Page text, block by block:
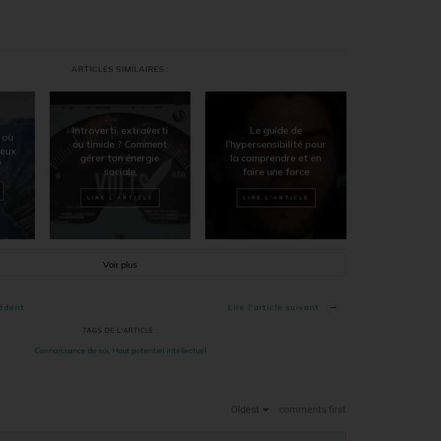
ARTICLES SIMILAIRES :
Introverti, extraverti
ou timide ? Comment
gérer ton énergie
sociale
LIRE L'ARTICLE
Le guide de
l’hypersensibilité pour
la comprendre et en
faire une force
LIRE L'ARTICLE
Voir plus
Lire l'article suivant
TAGS DE L'ARTICLE :
Connaissance de soi Haut potentiel intellectuel
Oldest comments first